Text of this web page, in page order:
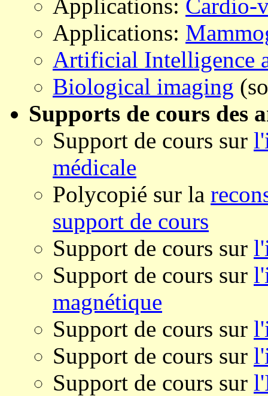
Applications: Cardio-
Applications:
Artificial Intelligence
Biological imaging
Supports de cours des
Support de cours sur
médicale
Polycopié sur la
support de cours
Support de cours sur
Support de cours sur
magnétique
Support de cours sur
Support de cours sur
Support de cours sur